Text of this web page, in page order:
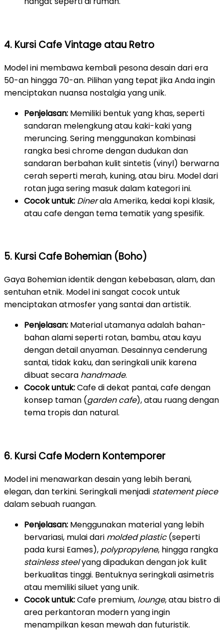
4. Kursi Cafe Vintage atau Retro
Model ini membawa kembali pesona desain dari era
50-an hingga 70-an. Pilihan yang tepat jika Anda ingin
menciptakan nuansa nostalgia yang unik.
Penjelasan: Memiliki bentuk yang khas, seperti
sandaran melengkung atau kaki-kaki yang
meruncing. Sering menggunakan kombinasi
rangka besi chrome dengan dudukan dan
sandaran berbahan kulit sintetis (vinyl) berwarna
cerah seperti merah, kuning, atau biru. Model dari
rotan juga sering masuk dalam kategori ini.
Cocok untuk: Dinerala Amerika, kedai kopi klasik,
atau cafe dengan tema tematik yang spesifik.
5. Kursi Cafe Bohemian (Boho)
Gaya Bohemian identik dengan kebebasan, alam, dan
sentuhan etnik. Model ini sangat cocok untuk
menciptakan atmosfer yang santai dan artistik.
Penjelasan: Material utamanya adalah bahan-
bahan alami seperti rotan, bambu, atau kayu
dengan detail anyaman. Desainnya cenderung
santai, tidak kaku, dan seringkali unik karena
dibuat secara handmade.
Cocok untuk:Cafe di dekat pantai, cafe dengan
konsep taman (garden cafe), atau ruang dengan
tema tropis dan natural.
6. Kursi Cafe Modern Kontemporer
Model ini menawarkan desain yang lebih berani,
elegan, dan terkini. Seringkali menjadi statement piece
dalam sebuah ruangan.
Penjelasan: Menggunakan material yang lebih
bervariasi, mulai dari molded plastic(seperti
pada kursi Eames), polypropylene, hingga rangka
stainless steelyang dipadukan dengan jok kulit
berkualitas tinggi. Bentuknya seringkali asimetris
atau memiliki siluet yang unik.
Cocok untuk:Cafe premium, lounge, atau bistro di
area perkantoran modern yang ingin
menampilkan kesan mewah dan futuristik.